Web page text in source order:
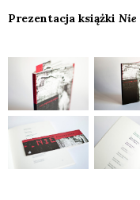
Prezentacja książki Nie